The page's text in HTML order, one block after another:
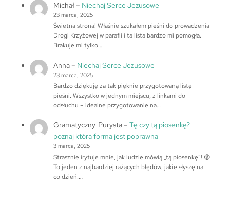
Michał– Niechaj Serce Jezusowe
23 marca, 2025
Świetna strona! Właśnie szukałem pieśni do prowadzenia
Drogi Krzyżowej w parafii i ta lista bardzo mi pomogła.
Brakuje mi tylko…
Anna– Niechaj Serce Jezusowe
23 marca, 2025
Bardzo dziękuję za tak pięknie przygotowaną listę
pieśni. Wszystko w jednym miejscu, z linkami do
odsłuchu – idealne przygotowanie na…
Gramatyczny_Purysta– Tę czy tą piosenkę?
poznaj która forma jest poprawna
3 marca, 2025
Strasznie irytuje mnie, jak ludzie mówią „tą piosenkę”! 😡
To jeden z najbardziej rażących błędów, jakie słyszę na
co dzień.…